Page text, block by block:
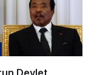
Devlet